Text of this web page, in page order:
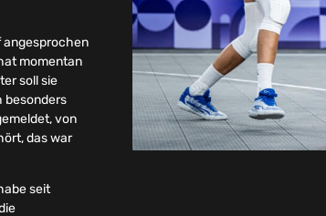
angesprochen
momentan
soll sie
besonders
von
das war
seit